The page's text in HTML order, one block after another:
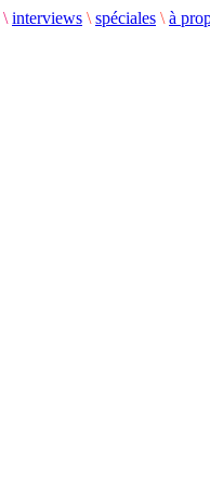
\ interviews \ spéciales \ à